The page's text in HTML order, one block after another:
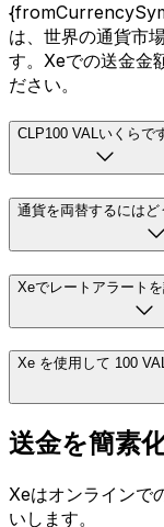
は、世界の通貨市
す。Xeでの送金金
ださい。
CLP100 VALいくらで
通貨を両替するには
Xeでレートアラート
Xe を使用して 100
送金を簡素
Xeはオンラインで
いします。